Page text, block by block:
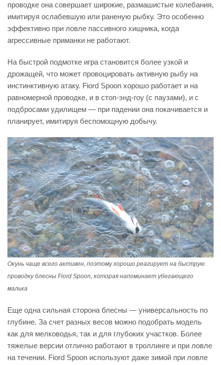
проводке она совершает широкие, размашистые колебания,
имитируя ослабевшую или раненую рыбку. Это особенно
эффективно при ловле пассивного хищника, когда
агрессивные приманки не работают.
На быстрой подмотке игра становится более узкой и
дрожащей, что может провоцировать активную рыбу на
инстинктивную атаку. Fiord Spoon хорошо работает и на
равномерной проводке, и в стоп-энд-гоу (с паузами), и с
подбросами удилищем — при падении она покачивается и
планирует, имитируя беспомощную добычу.
Окунь чаще всего активен, поэтому хорошо реагирует на быструю
проводку блесны Fiord Spoon, которая напоминает убегающего
малька
Еще одна сильная сторона блесны — универсальность по
глубине. За счет разных весов можно подобрать модель
как для мелководья, так и для глубоких участков. Более
тяжелые версии отлично работают в троллинге и при ловле
на течении. Fiord Spoon используют даже зимой при ловле